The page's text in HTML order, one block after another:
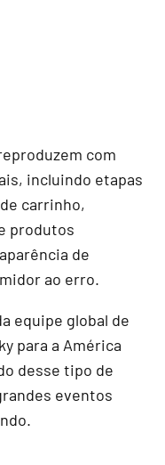
com
incluindo etapas
carrinho,
produtos
de
ao erro.
equipe global de
para a América
desse tipo de
eventos